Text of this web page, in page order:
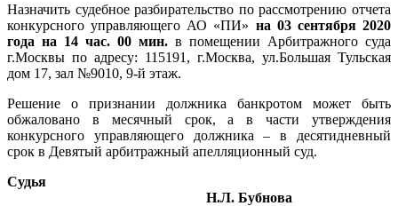
Назначить судебное разбирательство по рассмотрению отчета
конкурсного управляющего АО «ПИ» на 03 сентября 2020
года на 14 час. 00 мин. в помещении Арбитражного суда
г.Москвы по адресу: 115191, г.Москва, ул.Большая Тульская
дом 17, зал №9010, 9-й этаж.
Решение о признании должника банкротом может быть
обжаловано в месячный срок, а в части утверждения
конкурсного управляющего должника – в десятидневный
срок в Девятый арбитражный апелляционный суд.
Судья
Н.Л. Бубнова